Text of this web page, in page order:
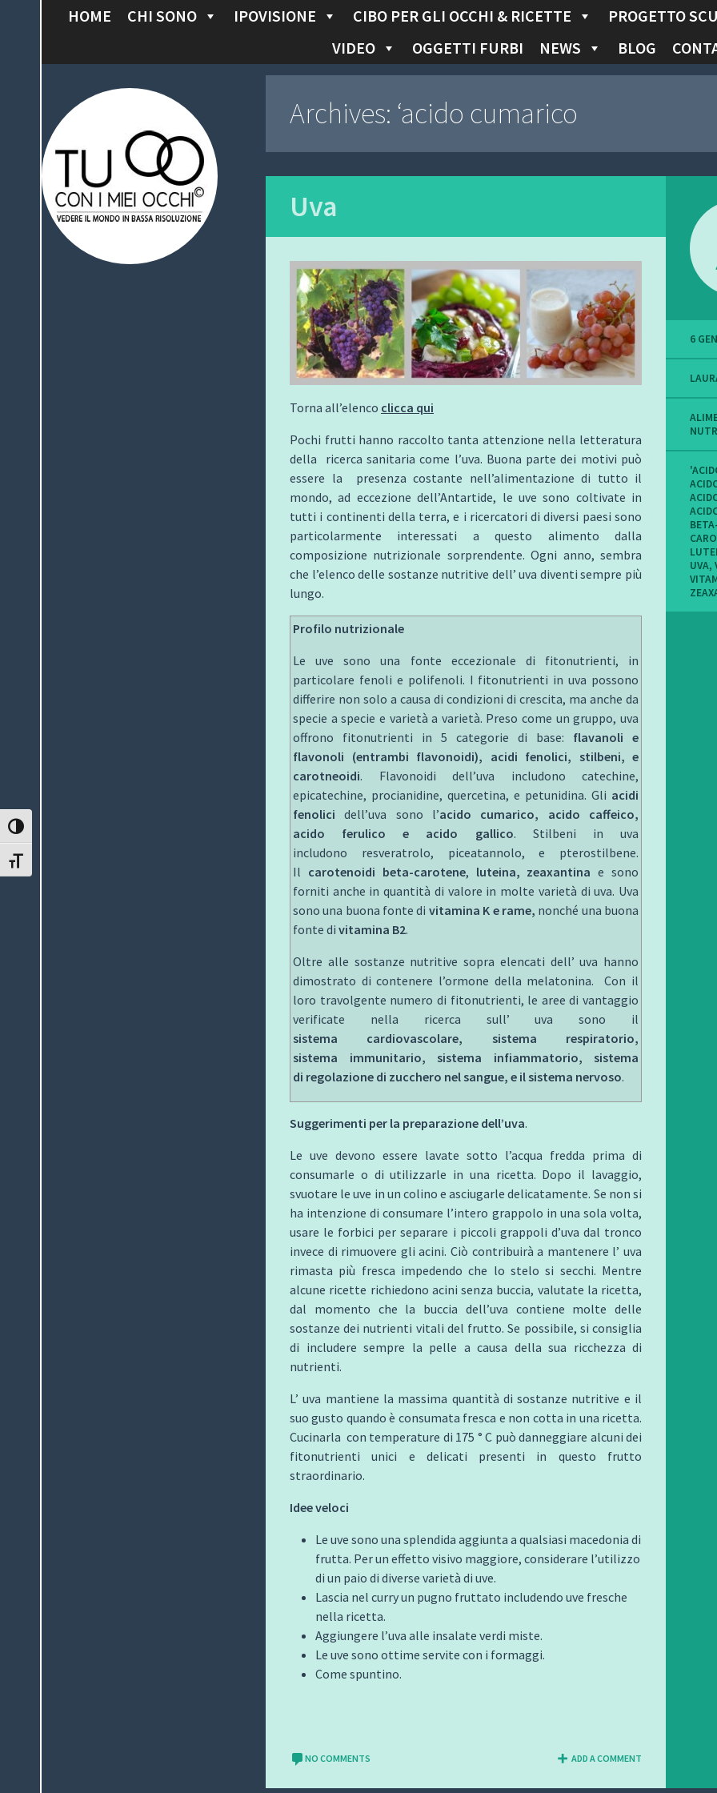
ATTIVA/DISATTIVA ALTO CONTRASTO
ATTIVA/DISATTIVA DIMENSIONE TESTO
I
C
O
N
T
HOME CHI SONO IPOVISIONE CIBO PER GLI OCCHI & RICETTE PROGETTO
VIDEO
OGGETTI FURBI NEWS BLOG
Tu con i miei
occhi
Archives: ‘acido cumarico
Uva
Torna all’elenco clicca qui
Pochi frutti hanno raccolto tanta attenzione nella letteratura
della ricerca sanitaria come l’uva. Buona parte dei motivi può
essere la presenza costante nell’alimentazione di tutto il
mondo, ad eccezione dell’Antartide, le uve sono coltivate in
tutti i continenti della terra, e i ricercatori di diversi paesi sono
particolarmente interessati a questo alimento dalla
composizione nutrizionale sorprendente. Ogni anno, sembra
che l’elenco delle sostanze nutritive dell’ uva diventi sempre più
lungo.
Profilo nutrizionale
Le uve sono una fonte eccezionale di fitonutrienti, in
particolare fenoli e polifenoli. I fitonutrienti in uva possono
differire non solo a causa di condizioni di crescita, ma anche da
specie a specie e varietà a varietà. Preso come un gruppo, uva
offrono fitonutrienti in 5 categorie di base: flavanoli e
flavonoli (entrambi flavonoidi), acidi fenolici, stilbeni, e
carotneoidi. Flavonoidi dell’uva includono catechine,
epicatechine, procianidine, quercetina, e petunidina. Gli acidi
fenolici dell’uva sono l’acido cumarico, acido caffeico,
acido ferulico e acido gallico. Stilbeni in uva
includono resveratrolo, piceatannolo, e pterostilbene.
Il carotenoidi beta-carotene, luteina, zeaxantina e sono
forniti anche in quantità di valore in molte varietà di uva. Uva
sono una buona fonte di vitamina K e rame, nonché una buona
fonte di vitamina B2.
Oltre alle sostanze nutritive sopra elencati dell’ uva hanno
dimostrato di contenere l’ormone della melatonina. Con il
loro travolgente numero di fitonutrienti, le aree di vantaggio
verificate nella ricerca sull’ uva sono il
sistema cardiovascolare, sistema respiratorio,
sistema immunitario, sistema infiammatorio, sistema
di regolazione di zucchero nel sangue, e il sistema nervoso.
Suggerimenti per la preparazione dell’uva.
Le uve devono essere lavate sotto l’acqua fredda prima di
consumarle o di utilizzarle in una ricetta. Dopo il lavaggio,
svuotare le uve in un colino e asciugarle delicatamente. Se non si
ha intenzione di consumare l’intero grappolo in una sola volta,
usare le forbici per separare i piccoli grappoli d’uva dal tronco
invece di rimuovere gli acini. Ciò contribuirà a mantenere l’ uva
rimasta più fresca impedendo che lo stelo si secchi. Mentre
alcune ricette richiedono acini senza buccia, valutate la ricetta,
dal momento che la buccia dell’uva contiene molte delle
sostanze dei nutrienti vitali del frutto. Se possibile, si consiglia
di includere sempre la pelle a causa della sua ricchezza di
nutrienti.
L’ uva mantiene la massima quantità di sostanze nutritive e il
suo gusto quando è consumata fresca e non cotta in una ricetta.
Cucinarla con temperature di 175 ° C può danneggiare alcuni dei
fitonutrienti unici e delicati presenti in questo frutto
straordinario.
Idee veloci
Le uve sono una splendida aggiunta a qualsiasi macedonia di
frutta. Per un effetto visivo maggiore, considerare l’utilizzo
di un paio di diverse varietà di uve.
Lascia nel curry un pugno fruttato includendo uve fresche
nella ricetta.
Aggiungere l’uva alle insalate verdi miste.
Le uve sono ottime servite con i formaggi.
Come spuntino.
NO COMMENTS ADD A COMMENT
6
UVA,